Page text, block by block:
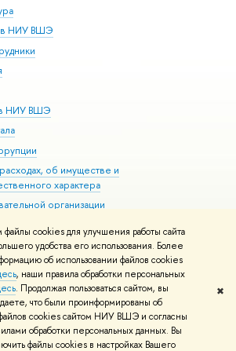
cookies для улучшения работы сайта
удобства его использования. Более
об использовании файлов cookies
, наши правила обработки персональных
. Продолжая пользоваться сайтом, вы
что были проинформированы об
cookies сайтом НИУ ВШЭ и согласны
обработки персональных данных. Вы
файлы cookies в настройках Вашего
✖
в НИУ ВШЭ
НИУ ВШЭ
об имуществе и
характера
организации
возможностями здоровья
Адреса и контакты Условия использования
конфиденциальности Карта сайта
Slab разработаны вШколе дизайна НИУ ВШЭ